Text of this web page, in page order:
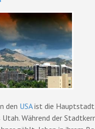
den USAist die Hauptstadt
Während der